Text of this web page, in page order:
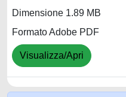
Dimensione 1.89 MB
Formato Adobe PDF
Visualizza/Apri